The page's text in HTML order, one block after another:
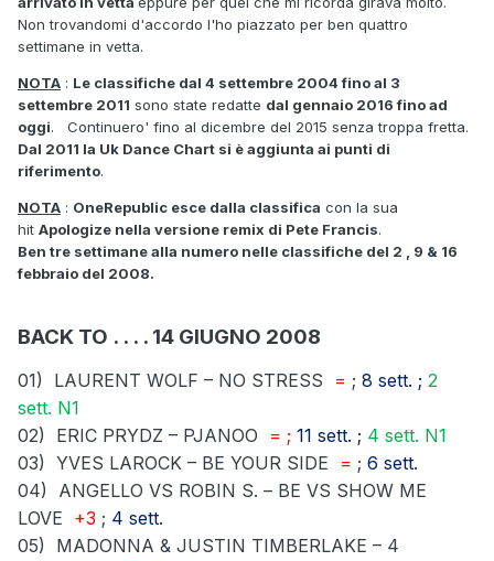
Non trovandomi d'accordo l'ho piazzato per ben quattro
settimane in vetta.
NOTA : Le classifiche dal 4 settembre 2004 fino al 3
settembre 2011 sono state redatte dal gennaio 2016 fino ad
oggi. Continuero' fino al dicembre del 2015 senza troppa fretta.
Dal 2011 la Uk Dance Chart si è aggiunta ai punti di
riferimento.
NOTA : OneRepublic esce dalla classifica con la sua
hit Apologize nella versione remix di Pete Francis.
Ben tre settimane alla numero nelle classifiche del 2 , 9 & 16
febbraio del 2008.
BACK TO . . . . 14 GIUGNO 2008
01) LAURENT WOLF – NO STRESS = ; 8 sett. ; 2
sett. N1
02)
ERIC PRYDZ – PJANOO = ; 11 sett. ; 4 sett. N1
03) YVES LAROCK – BE YOUR SIDE = ; 6 sett.
04)
ANGELLO VS ROBIN S. – BE VS SHOW ME
LOVE +3 ; 4 sett.
05)
MADONNA & JUSTIN TIMBERLAKE – 4